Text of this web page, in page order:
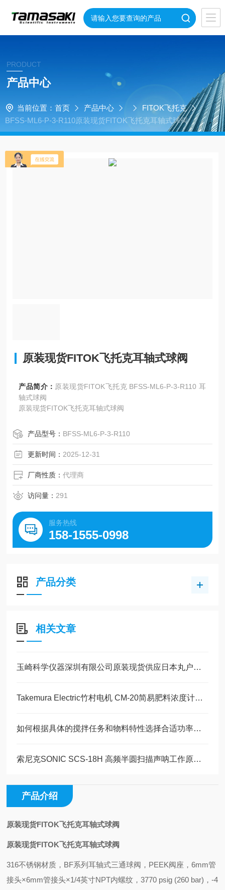
PRODUCT
产品中心
当前位置： 首页 产品中心
FITOK飞托克
BFSS-ML6-P-3-R110原装现货FITOK飞托克耳轴式球阀
原装现货FITOK飞托克耳轴式球阀
产品简介： 原装现货FITOK飞托克 BFSS-ML6-P-3-R110 耳
轴式球阀
原装现货FITOK飞托克耳轴式球阀
产品型号： BFSS-ML6-P-3-R110
更新时间： 2025-12-31
厂商性质：代理商
访问量： 291
服务热线
158-1555-0998
产品分类
相关文章
玉崎科学仪器深圳有限公司原装现货供应日本丸户工业MARUTO全系列产品
Takemura Electric竹村电机 CM-20简易肥料浓度计技术特性及工作原理解析
如何根据具体的搅拌任务和物料特性选择合适功率的搅拌设备？
索尼克SONIC SCS-18H 高频半圆扫描声呐工作原理详解
产品介绍
原装现货FITOK飞托克耳轴式球阀
原装现货FITOK飞托克耳轴式球阀
316不锈钢材质，BF系列耳轴式三通球阀，PEEK阀座，6mm管
接头×6mm管接头×1/4英寸NPT内螺纹，3770 psig (260 bar)，-4